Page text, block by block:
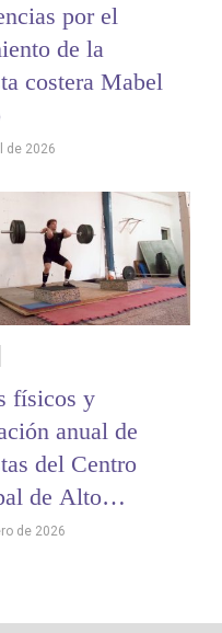
por el
de la
costera Mabel
de 2026
físicos y
anual de
del Centro
de Alto
de 2026